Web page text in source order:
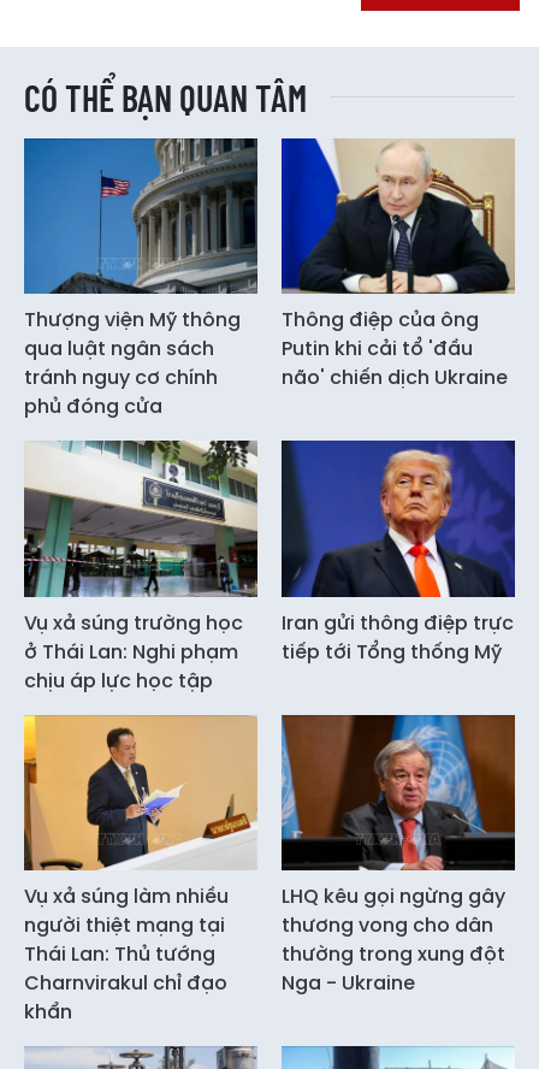
CÓ THỂ BẠN QUAN TÂM
Thượng viện Mỹ thông
qua luật ngân sách
tránh nguy cơ chính
phủ đóng cửa
Thông điệp của ông
Putin khi cải tổ 'đầu
não' chiến dịch Ukraine
Vụ xả súng trường học
ở Thái Lan: Nghi phạm
chịu áp lực học tập
Iran gửi thông điệp trực
tiếp tới Tổng thống Mỹ
Vụ xả súng làm nhiều
người thiệt mạng tại
Thái Lan: Thủ tướng
Charnvirakul chỉ đạo
khẩn
LHQ kêu gọi ngừng gây
thương vong cho dân
thường trong xung đột
Nga - Ukraine